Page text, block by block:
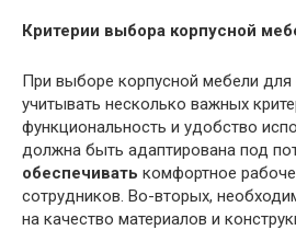
Критерии выбора корпусной
При выборе корпусной мебели
учитывать несколько важных
функциональность и удобство
должна быть адаптирована под
обеспечивать комфортное
сотрудников. Во-вторых,
на качество материалов и